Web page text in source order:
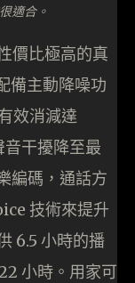
適合。
價比極高的真
備主動降噪功
效消減達
干擾降至最
編碼，通話方
技術來提升
6.5 小時的播
小時。用家可